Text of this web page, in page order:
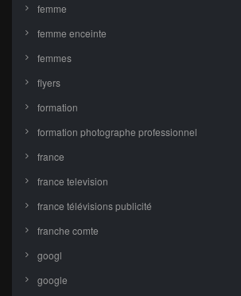
femme
femme enceinte
femmes
flyers
formation
formation photographe professionnel
france
france television
france télévisions publicité
franche comte
googl
google